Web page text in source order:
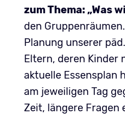
zum Thema: „Was
den
Planung unserer
Eltern, deren Kinder
aktuelle Essensplan
am jeweiligen Tag
Zeit, längere Fragen